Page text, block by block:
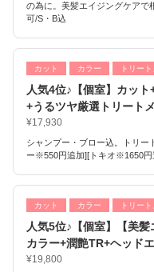
の為に。美髪エイジングケアで
可/S・B込
カット カラー トリー
人気4位♪【個室】カット
+うるツヤ厳選トリート
¥17,930
シャンプー・ブロー込。トリー
ー※550円追加][トキオ※1650円
カット カラー トリー
人気5位♪【個室】【美
カラー+潤艶TR+ヘッド
¥19,800